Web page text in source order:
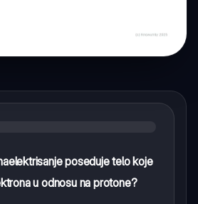
poseduje telo koje
u odnosu na protone?